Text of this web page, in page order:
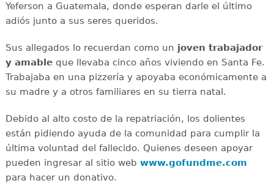
Yeferson a Guatemala, donde esperan darle el último
adiós junto a sus seres queridos.
Sus allegados lo recuerdan como un joven trabajador
y amableque llevaba cinco años viviendo en Santa Fe.
Trabajaba en una pizzería y apoyaba económicamente a
su madre y a otros familiares en su tierra natal.
Debido al alto costo de la repatriación, los dolientes
están pidiendo ayuda de la comunidad para cumplir la
última voluntad del fallecido. Quienes deseen apoyar
pueden ingresar al sitio web www.gofundme.com
para hacer un donativo.